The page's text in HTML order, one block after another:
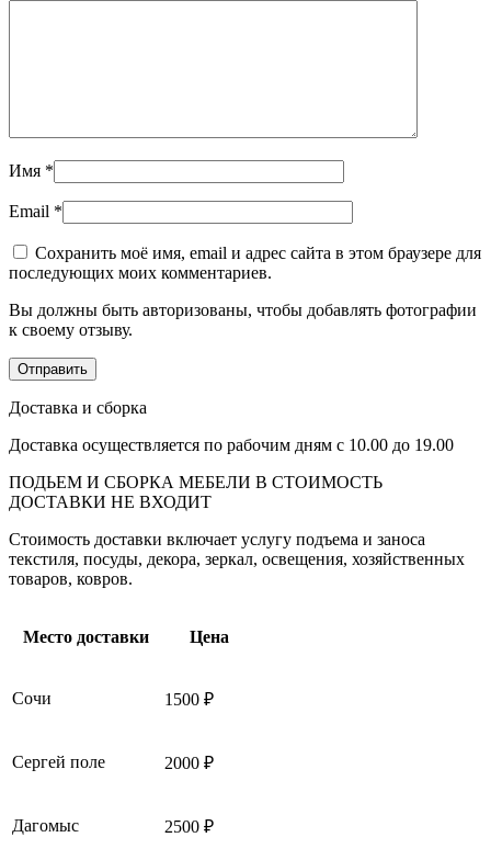
Имя *
Email *
Сохранить моё имя, email и адрес сайта в этом браузере для
последующих моих комментариев.
Вы должны быть авторизованы, чтобы добавлять фотографии
к своему отзыву.
Доставка и сборка
Доставка осуществляется по рабочим дням с 10.00 до 19.00
ПОДЬЕМ И СБОРКА МЕБЕЛИ В СТОИМОСТЬ
ДОСТАВКИ НЕ ВХОДИТ
Стоимость доставки включает услугу подъема и заноса
текстиля, посуды, декора, зеркал, освещения, хозяйственных
товаров, ковров.
Место доставки Цена
Сочи 1500 ₽
Сергей поле 2000 ₽
Дагомыс 2500 ₽